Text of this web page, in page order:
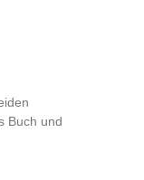
Buch und